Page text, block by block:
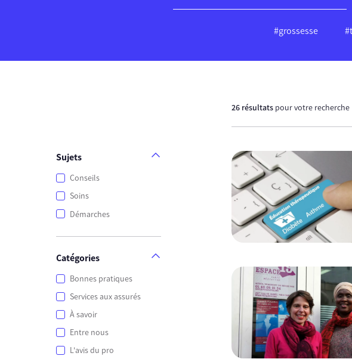
#grossesse
Sujets
Conseils
Soins
Démarches
Catégories
Bonnes pratiques
Services aux assurés
À savoir
Entre nous
L'avis du pro
26 résultats pour votre recherche